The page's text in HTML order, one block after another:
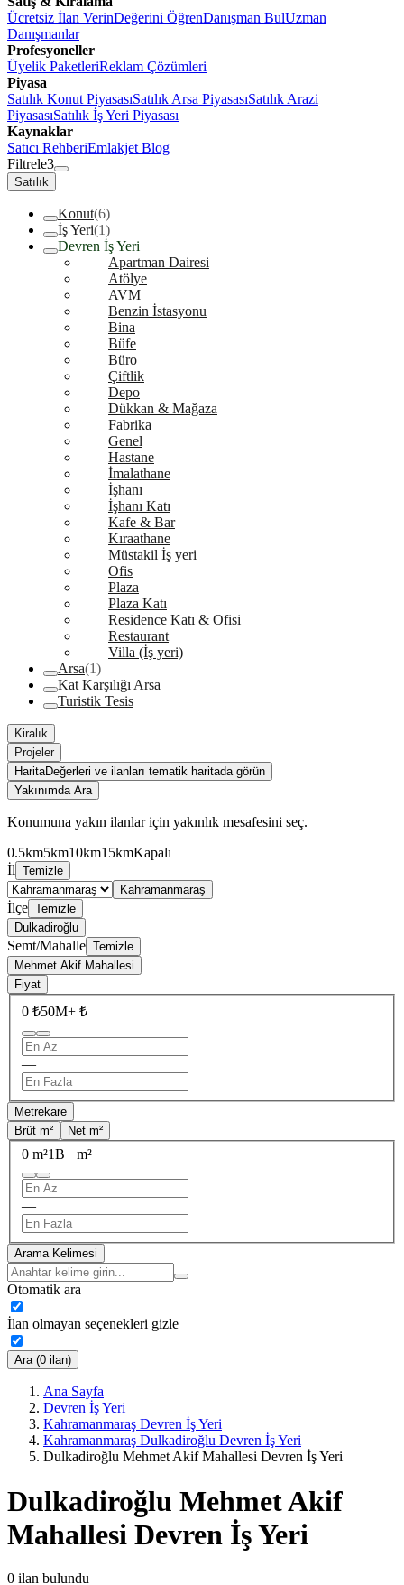
Ücretsiz İlan VerinDeğerini ÖğrenDanışman BulUzman
Danışmanlar
Profesyoneller
Üyelik PaketleriReklam Çözümleri
Piyasa
Satılık Konut PiyasasıSatılık Arsa PiyasasıSatılık Arazi
PiyasasıSatılık İş Yeri Piyasası
Kaynaklar
Satıcı RehberiEmlakjet Blog
Filtrele3
Satılık
Konut(6)
İş Yeri(1)
Devren İş Yeri
Apartman Dairesi
Atölye
AVM
Benzin İstasyonu
Bina
Büfe
Büro
Çiftlik
Depo
Dükkan & Mağaza
Fabrika
Genel
Hastane
İmalathane
İşhanı
İşhanı Katı
Kafe & Bar
Kıraathane
Müstakil İş yeri
Ofis
Plaza
Plaza Katı
Residence Katı & Ofisi
Restaurant
Villa (İş yeri)
Arsa(1)
Kat Karşılığı Arsa
Turistik Tesis
Kiralık
Projeler
HaritaDeğerleri ve ilanları tematik haritada görün
Yakınımda Ara
Konumuna yakın ilanlar için yakınlık mesafesini seç.
0.5km5km10km15kmKapalı
İl Temizle
Kahramanmaraş
İlçe Temizle
Dulkadiroğlu
Semt/Mahalle Temizle
Mehmet Akif Mahallesi
Fiyat
0 ₺50M+ ₺
—
Metrekare
Brüt m²
Net m²
0 m²1B+ m²
—
Arama Kelimesi
Otomatik ara
İlan olmayan seçenekleri gizle
Ara (0 ilan)
Ana Sayfa
Devren İş Yeri
Kahramanmaraş Devren İş Yeri
Kahramanmaraş Dulkadiroğlu Devren İş Yeri
Dulkadiroğlu Mehmet Akif Mahallesi Devren İş Yeri
Dulkadiroğlu Mehmet Akif
Mahallesi Devren İş Yeri
0 ilan bulundu